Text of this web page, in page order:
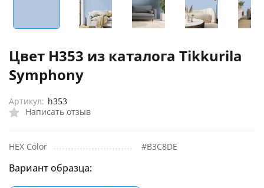
Цвет H353 из каталога Tikkurila
Symphony
Написать отзыв
Артикул: h353
HEX Color #B3C8DE
Вариант образца: